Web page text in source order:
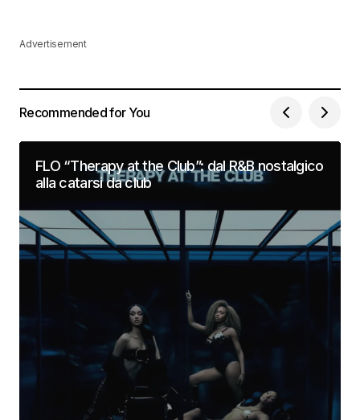
Advertisement
Recommended for You
FLO “Therapy at the Club”: dal R&B nostalgico
alla catarsi da club